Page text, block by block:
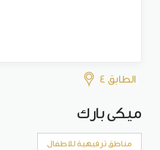
الطابق 4
ميكى بارك
مناطق ترفيهية للاطفال